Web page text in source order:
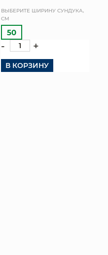
ВЫБЕРИТЕ ШИРИНУ СУНДУКА,
СМ
50
- +
В КОРЗИНУ